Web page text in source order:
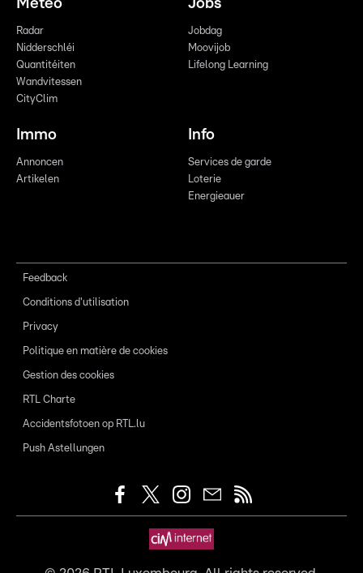
Meteo
Radar
Nidderschléi
Quantitéiten
Wandvitessen
CityClim
Jobs
Jobdag
Moovijob
Lifelong Learning
Immo
Annoncen
Artikelen
Info
Services de garde
Loterie
Energieauer
Feedback
Conditions d'utilisation
Privacy
Politique en matière de cookies
Gestion des cookies
RTL Charte
Accidentsfotoen op RTL.lu
Push Astellungen